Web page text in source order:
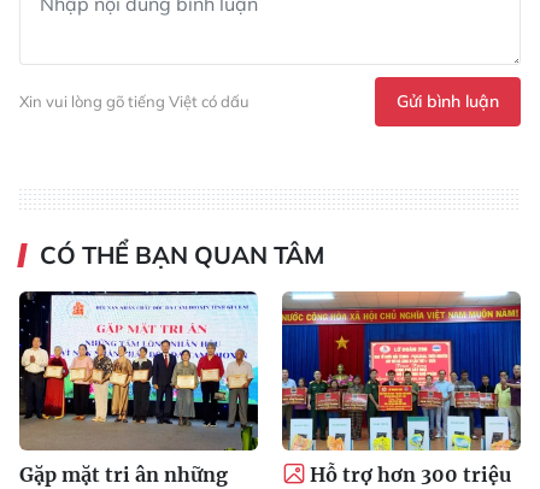
Xin vui lòng gõ tiếng Việt có dấu Gửi bình luận
CÓ THỂ BẠN QUAN TÂM
Gặp mặt tri ân những
Hỗ trợ hơn 300 triệu